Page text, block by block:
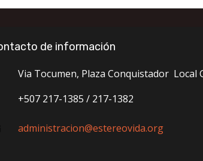
de información
Via Tocumen, Plaza Conquistador Local
+507 217-1385 / 217-1382
administracion@estereovida.org